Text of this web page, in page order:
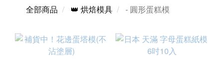
全部商品 👑 烘焙模具 - 圓形蛋糕模